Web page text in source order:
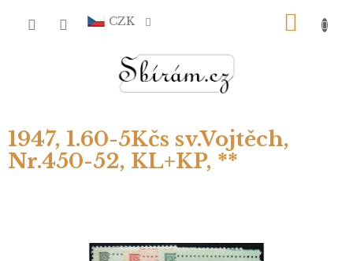
CZK
1947, 1.60-5Kčs sv.Vojtěch,
Nr.450-52, KL+KP, **